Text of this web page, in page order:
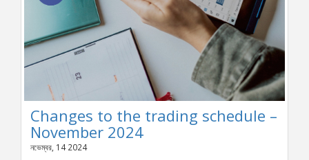
Changes to the trading schedule –
November 2024
নভেম্বর, 14 2024